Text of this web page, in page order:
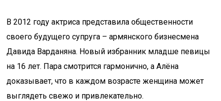
В 2012 году актриса представила общественности
своего будущего супруга – армянского бизнесмена
Давида Варданяна. Новый избранник младше певицы
на 16 лет. Пара смотрится гармонично, а Алёна
доказывает, что в каждом возрасте женщина может
выглядеть свежо и привлекательно.